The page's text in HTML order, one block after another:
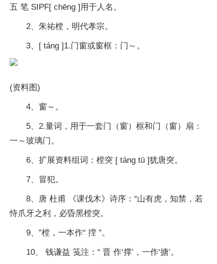
五 笔 SIPF[ chēng ]用于人名。
2、朱祐樘，明代孝宗。
3、[ táng ]1.门窗或窗框：门～。
(资料图)
4、窗～。
5、2.量词，用于一套门（窗）框和门（窗）扇：
一～玻璃门。
6、扩展资料组词：樘突 [ táng tū ]犹唐突。
7、冒犯。
8、唐 杜甫 《课伐木》诗序：“山有虎，知禁，若
恃爪牙之利，必昏黑樘突。
9、”樘，一本作“ 摚 ”。
10、 钱谦益 笺注：“ 晋 作‘撑’，一作‘搪’。